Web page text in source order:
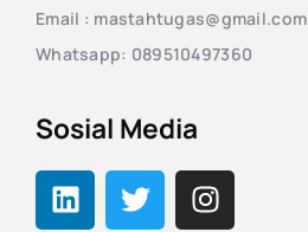
Email : mastahtugas@gmail.com
Whatsapp: 089510497360
Sosial Media